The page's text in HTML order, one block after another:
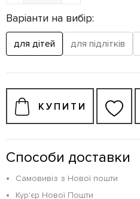
Варіанти на вибір:
для дітей для підлітків
КУПИТИ
Способи доставки
Самовивіз з Нової пошти
Кур'єр Нової Пошти